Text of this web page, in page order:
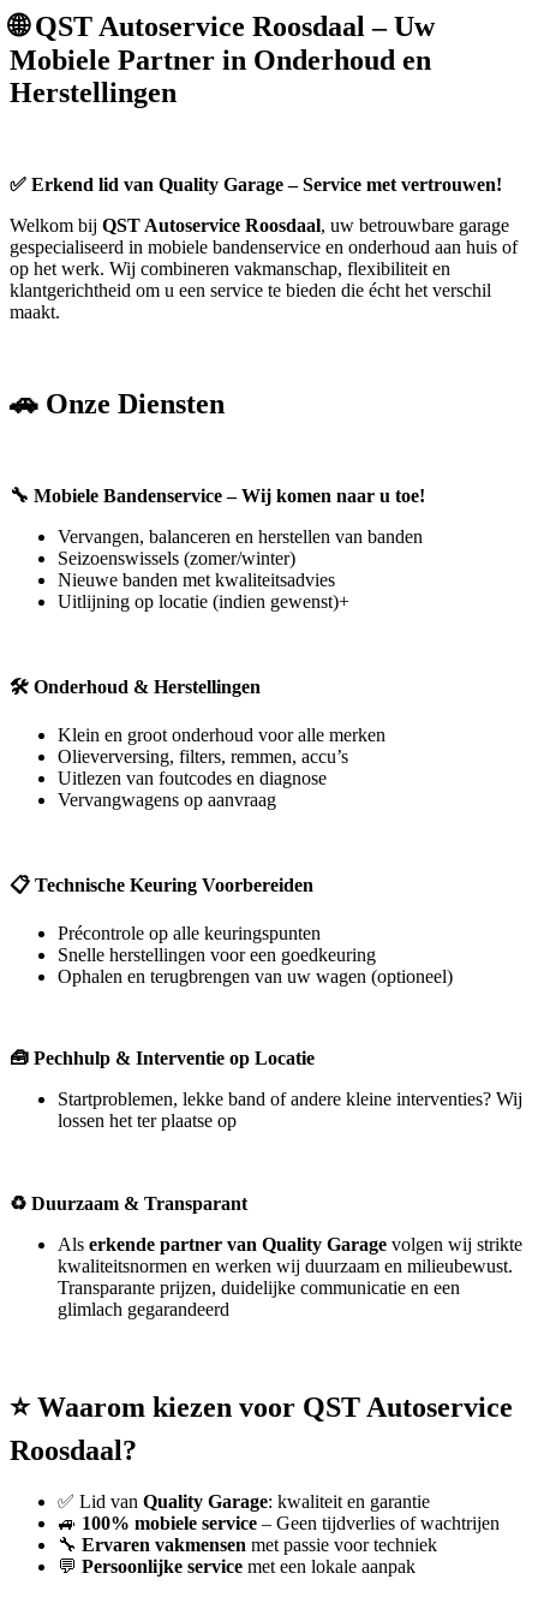
🌐QST Autoservice Roosdaal – Uw
Mobiele Partner in Onderhoud en
Herstellingen
✅ Erkend lid van Quality Garage – Service met vertrouwen!
Welkom bij QST Autoservice Roosdaal, uw betrouwbare garage
gespecialiseerd in mobiele bandenservice en onderhoud aan huis of
op het werk. Wij combineren vakmanschap, flexibiliteit en
klantgerichtheid om u een service te bieden die écht het verschil
maakt.
🚗 Onze Diensten
🔧 Mobiele Bandenservice – Wij komen naar u toe!
Vervangen, balanceren en herstellen van banden
Seizoenswissels (zomer/winter)
Nieuwe banden met kwaliteitsadvies
Uitlijning op locatie (indien gewenst)+
🛠️ Onderhoud & Herstellingen
Klein en groot onderhoud voor alle merken
Olieverversing, filters, remmen, accu’s
Uitlezen van foutcodes en diagnose
Vervangwagens op aanvraag
📋 Technische Keuring Voorbereiden
Précontrole op alle keuringspunten
Snelle herstellingen voor een goedkeuring
Ophalen en terugbrengen van uw wagen (optioneel)
🧰 Pechhulp & Interventie op Locatie
Startproblemen, lekke band of andere kleine interventies? Wij
lossen het ter plaatse op
♻️ Duurzaam & Transparant
Als erkende partner van Quality Garage volgen wij strikte
kwaliteitsnormen en werken wij duurzaam en milieubewust.
Transparante prijzen, duidelijke communicatie en een
glimlach gegarandeerd
⭐Waarom kiezen voor QST Autoservice
Roosdaal?
✅ Lid van Quality Garage: kwaliteit en garantie
🚙 100% mobiele service – Geen tijdverlies of wachtrijen
🔧 Ervaren vakmensen met passie voor techniek
💬 Persoonlijke service met een lokale aanpak